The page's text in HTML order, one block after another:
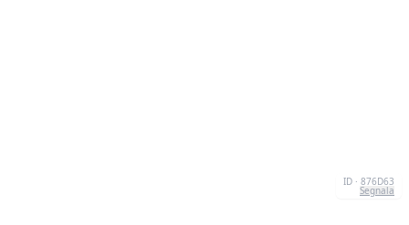
ID · 876D63
Segnala